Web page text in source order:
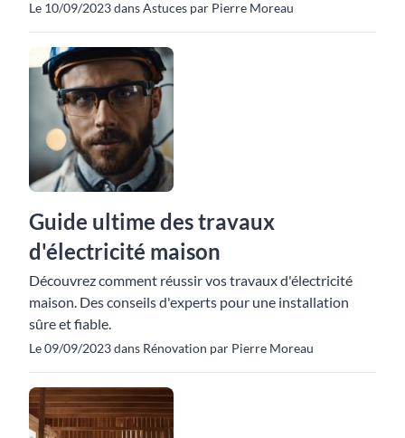
Le 10/09/2023 dans Astuces par Pierre Moreau
Guide ultime des travaux
d'électricité maison
Découvrez comment réussir vos travaux d'électricité
maison. Des conseils d'experts pour une installation
sûre et fiable.
Le 09/09/2023 dans Rénovation par Pierre Moreau